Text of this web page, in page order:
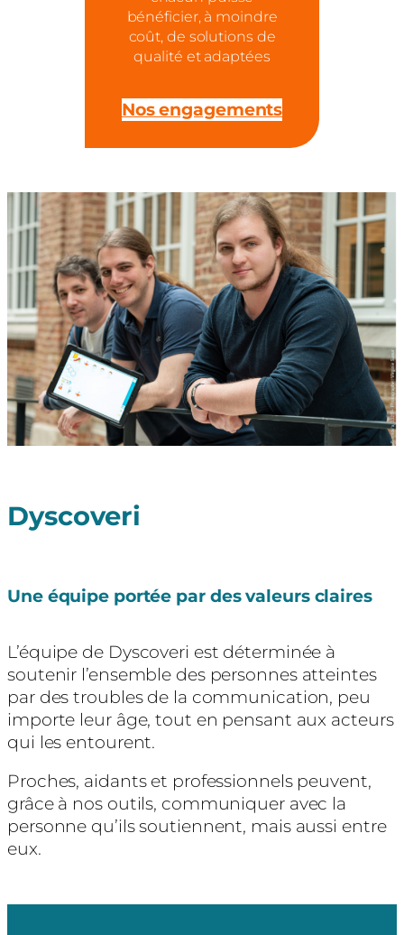
bénéficier, à moindre
coût, de solutions de
qualité et adaptées
Nos engagements
Dyscoveri
Une équipe portée par des valeurs claires
L’équipe de Dyscoveri est déterminée à
soutenir l’ensemble des personnes atteintes
par des troubles de la communication, peu
importe leur âge, tout en pensant aux acteurs
qui les entourent.
Proches, aidants et professionnels peuvent,
grâce à nos outils, communiquer avec la
personne qu’ils soutiennent, mais aussi entre
eux.